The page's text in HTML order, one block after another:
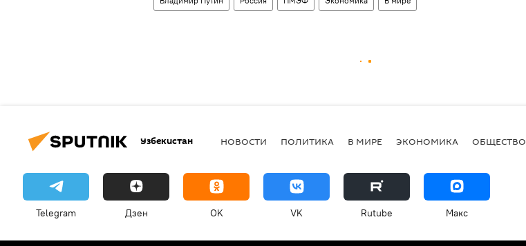
Узбекистан НОВОСТИ ПОЛИТИКА В МИРЕ ЭКОНОМИКА ОБЩЕСТВО
Telegram Дзен OK VK Rutube Макс